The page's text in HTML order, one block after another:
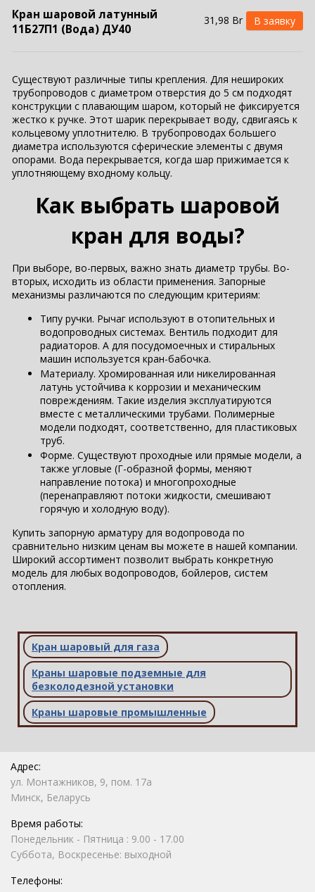
Кран шаровый для газа
Краны шаровые подземные для
безколодезной установки
Краны шаровые промышленные
Кран шаровой латунный
11Б27П1 (Вода) ДУ40
31,98 Br
Кран шаровой латунный
11Б27П1 (Вода) ДУ65
131,98 Br
Кран шаровой латунный
11Б27П1 (Вода) ДУ80
195,73 Br
Кран шаровой латунный
Существуют различные типы крепления. Для нешироких
трубопроводов с диаметром отверстия до 5 см подходят
конструкции с плавающим шаром, который не фиксируется
жестко к ручке. Этот шарик перекрывает воду, сдвигаясь к
кольцевому уплотнителю. В трубопроводах большего
диаметра используются сферические элементы с двумя
опорами. Вода перекрывается, когда шар прижимается к
уплотняющему входному кольцу.
Как выбрать шаровой
кран для воды?
При выборе, во-первых, важно знать диаметр трубы. Во-
вторых, исходить из области применения. Запорные
механизмы различаются по следующим критериям:
Типу ручки. Рычаг используют в отопительных и
водопроводных системах. Вентиль подходит для
радиаторов. А для посудомоечных и стиральных
машин используется кран-бабочка.
Материалу. Хромированная или никелированная
латунь устойчива к коррозии и механическим
повреждениям. Такие изделия эксплуатируются
вместе с металлическими трубами. Полимерные
модели подходят, соответственно, для пластиковых
труб.
Форме. Существуют проходные или прямые модели, а
также угловые (Г-образной формы, меняют
направление потока) и многопроходные
(перенаправляют потоки жидкости, смешивают
горячую и холодную воду).
Купить запорную арматуру для водопровода по
сравнительно низким ценам вы можете в нашей компании.
Широкий ассортимент позволит выбрать конкретную
модель для любых водопроводов, бойлеров, систем
отопления.
Адрес:
ул. Монтажников, 9, пом. 17а
Минск, Беларусь
Время работы:
Понедельник - Пятница : 9.00 - 17.00
Суббота, Воскресенье: выходной
Телефоны: